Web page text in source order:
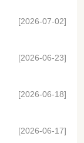
[2026-07-02]
[2026-06-23]
[2026-06-18]
[2026-06-17]